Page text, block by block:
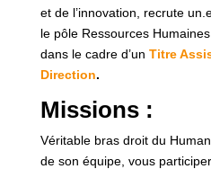
et de l’innovation, recrute
le pôle Ressources
dans le cadre d’un Titre
Direction.
Missions:
Véritable bras droit du
de son équipe, vous